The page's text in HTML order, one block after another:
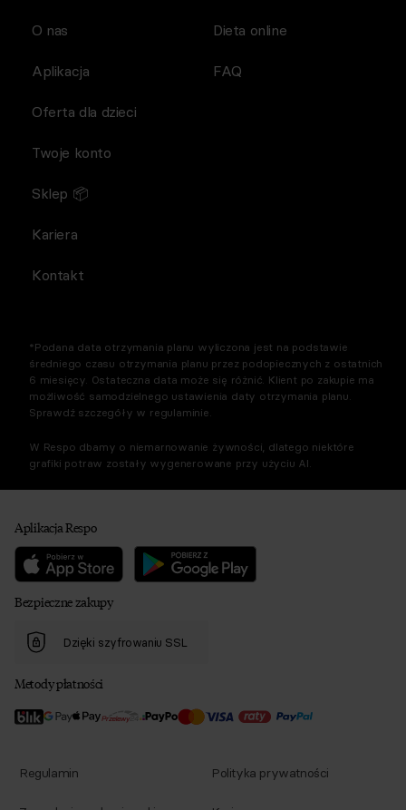
O nas
Aplikacja
Dieta online
FAQ
Oferta dla dzieci
Twoje konto
Sklep 📦
Kariera
Kontakt
*Podana data otrzymania planu wyliczona jest na podstawie
średniego czasu otrzymania planu przez podopiecznych z ostatnich
6 miesięcy. Ostateczna data może się różnić. Klient po zakupie ma
możliwość samodzielnego ustawienia daty otrzymania planu.
Sprawdź szczegóły w regulaminie.
W Respo dbamy o niemarnowanie żywności, dlatego niektóre
grafiki potraw zostały wygenerowane przy użyciu AI.
Aplikacja Respo
Bezpieczne zakupy
Dzięki szyfrowaniu SSL
Metody płatności
Regulamin Polityka prywatności